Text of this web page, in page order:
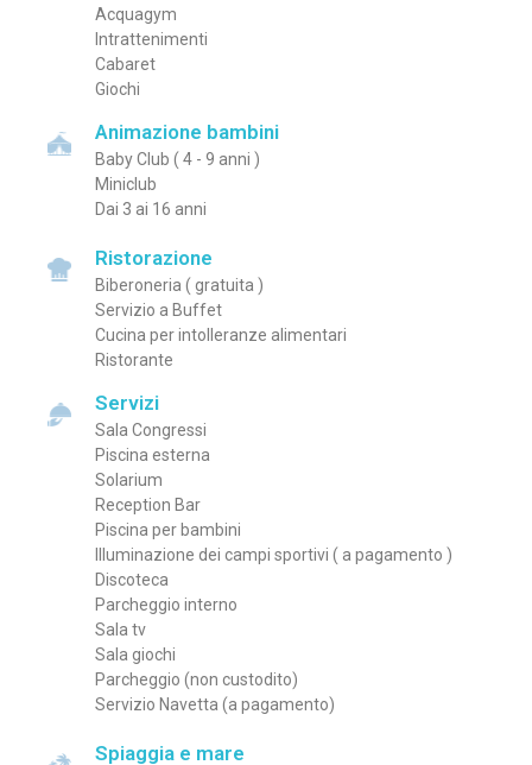
Acquagym
Intrattenimenti
Cabaret
Giochi
Animazione bambini
Baby Club ( 4 - 9 anni )
Miniclub
Dai 3 ai 16 anni
Ristorazione
Biberoneria ( gratuita )
Servizio a Buffet
Cucina per intolleranze alimentari
Ristorante
Servizi
Sala Congressi
Piscina esterna
Solarium
Reception Bar
Piscina per bambini
Illuminazione dei campi sportivi ( a pagamento )
Discoteca
Parcheggio interno
Sala tv
Sala giochi
Parcheggio (non custodito)
Servizio Navetta (a pagamento)
Spiaggia e mare